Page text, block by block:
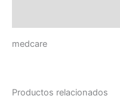
medcare
Productos relacionados